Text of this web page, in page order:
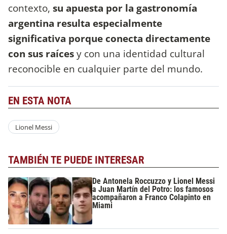
contexto, su apuesta por la gastronomía
argentina resulta especialmente
significativa porque conecta directamente
con sus raícesy con una identidad cultural
reconocible en cualquier parte del mundo.
EN ESTA NOTA
Lionel Messi
TAMBIÉN TE PUEDE INTERESAR
De Antonela Roccuzzo y Lionel Messi
a Juan Martín del Potro: los famosos
acompañaron a Franco Colapinto en
Miami